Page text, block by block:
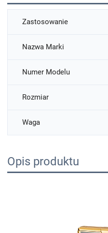
Zastosowanie
Nazwa Marki
Numer Modelu
Rozmiar
Waga
Opis produktu